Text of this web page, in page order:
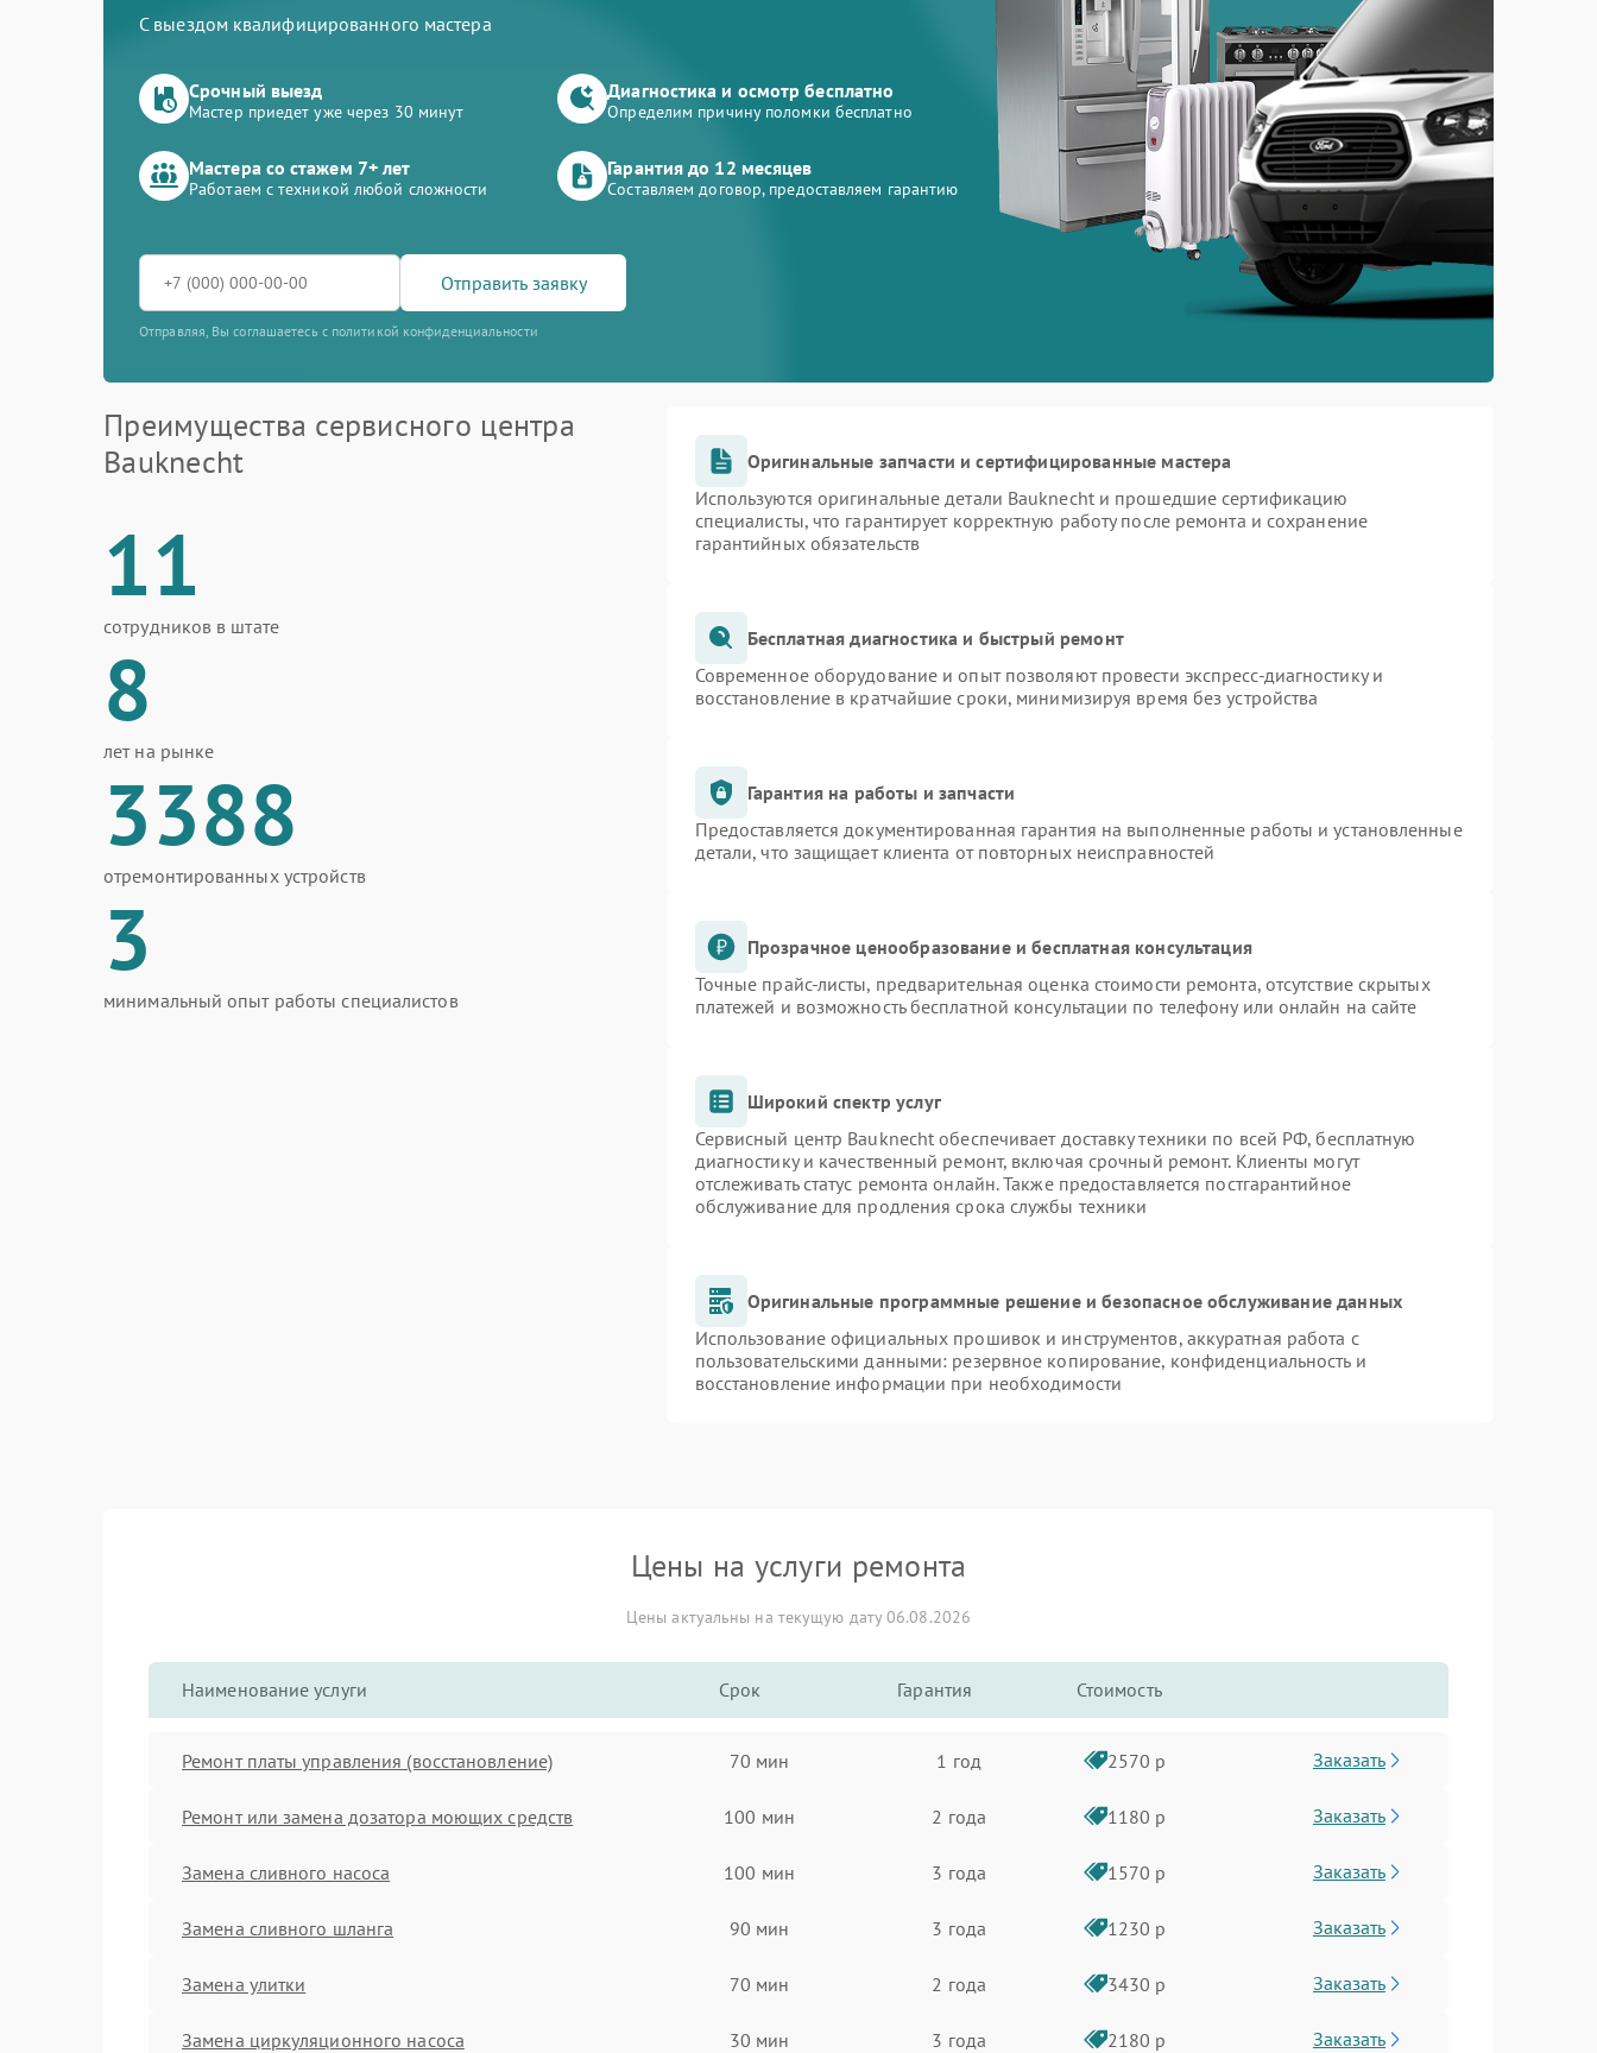
С выездом квалифицированного мастера
Срочный выезд
Мастер приедет уже через 30 минут
Диагностика и осмотр бесплатно
Определим причину поломки бесплатно
Мастера со стажем 7+ лет
Работаем с техникой любой сложности
Гарантия до 12 месяцев
Составляем договор, предоставляем гарантию
Отправить заявку
Отправляя, Вы соглашаетесь с политикой конфиденциальности
Преимущества сервисного центра
Bauknecht
11
сотрудников в штате
8
лет на рынке
3388
отремонтированных устройств
3
минимальный опыт работы специалистов
Оригинальные запчасти и сертифицированные мастера
Используются оригинальные детали Bauknecht и прошедшие сертификацию
специалисты, что гарантирует корректную работу после ремонта и сохранение
гарантийных обязательств
Бесплатная диагностика и быстрый ремонт
Современное оборудование и опыт позволяют провести экспресс-диагностику и
восстановление в кратчайшие сроки, минимизируя время без устройства
Гарантия на работы и запчасти
Предоставляется документированная гарантия на выполненные работы и установленные
детали, что защищает клиента от повторных неисправностей
Прозрачное ценообразование и бесплатная консультация
Точные прайс-листы, предварительная оценка стоимости ремонта, отсутствие скрытых
платежей и возможность бесплатной консультации по телефону или онлайн на сайте
Широкий спектр услуг
Сервисный центр Bauknecht обеспечивает доставку техники по всей РФ, бесплатную
диагностику и качественный ремонт, включая срочный ремонт. Клиенты могут
отслеживать статус ремонта онлайн. Также предоставляется постгарантийное
обслуживание для продления срока службы техники
Оригинальные программные решение и безопасное обслуживание данных
Использование официальных прошивок и инструментов, аккуратная работа с
пользовательскими данными: резервное копирование, конфиденциальность и
восстановление информации при необходимости
Цены на услуги ремонта
Цены актуальны на текущую дату 06.08.2026
Наименование услуги Срок Гарантия Стоимость
Ремонт платы управления (восстановление) 70 мин 1 год 2570 р Заказать
Ремонт или замена дозатора моющих средств 100 мин 2 года 1180 р Заказать
Замена сливного насоса 100 мин 3 года 1570 р Заказать
Замена сливного шланга 90 мин 3 года 1230 р Заказать
Замена улитки 70 мин 2 года 3430 р Заказать
Замена циркуляционного насоса 30 мин 3 года 2180 р Заказать